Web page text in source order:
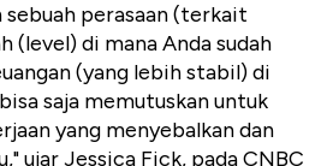
sebuah perasaan (terkait
(level) di mana Anda sudah
(yang lebih stabil) di
saja memutuskan untuk
yang menyebalkan dan
ujar Jessica Fick, pada CNBC